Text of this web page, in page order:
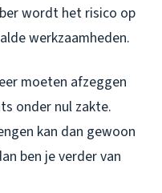
wordt het risico op
werkzaamheden.
moeten afzeggen
onder nul zakte.
kan dan gewoon
ben je verder van